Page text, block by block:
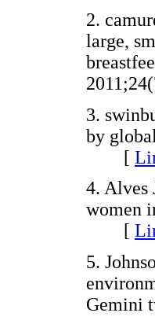
2.
large,
3.
by
[
4. Alves
women
[
5.
Gemini